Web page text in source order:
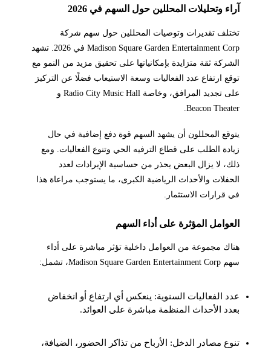
آراء وتحليلات المحللين حول السهم في 2026
تختلف تقديرات وتوصيات المحللين حول سهم شركة
Madison Square Garden Entertainment Corp في 2026. تشهد
الشركة ثقة متزايدة بإمكانياتها على تحقيق مزيد من النمو مع
توقع ارتفاع عدد الفعاليات وسعة الاستيعاب فضلًا عن التركيز
على تجديد المرافق، وخاصة Radio City Music Hall و
Beacon Theater.
يتوقع المحللون أن يشهد السهم قوة دفع إضافية في حال
زيادة الطلب على قطاع الترفيه الحي وتنوع الفعاليات. ومع
ذلك، لا يزال البعض يحذر من حساسية الإيرادات لعدد
الحفلات والأحداث الرياضية الكبرى، ما يستوجب مراعاة هذا
في قرارات الاستثمار.
العوامل المؤثرة على أداء السهم
هناك مجموعة من العوامل داخلية تؤثر مباشرة على أداء
سهم Madison Square Garden Entertainment Corp، تشمل:
عدد الفعاليات السنوية: ينعكس أي ارتفاع أو انخفاض
بعدد الأحداث المنظمة مباشرة على العوائد.
تنوع مصادر الدخل: الأرباح من تذاكر الحضور، الضيافة،